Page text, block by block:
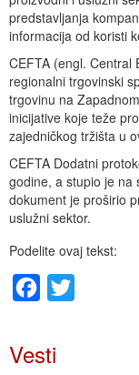
predstavljanja
informacija od koristi
CEFTA (engl. Central
regionalni trgovinski
trgovinu na
inicijative koje teže
zajedničkog tržišta u
CEFTA Dodatni
godine, a stupio je na
dokument je proširio
uslužni sektor.
Podelite ovaj tekst:
Facebook
Vesti